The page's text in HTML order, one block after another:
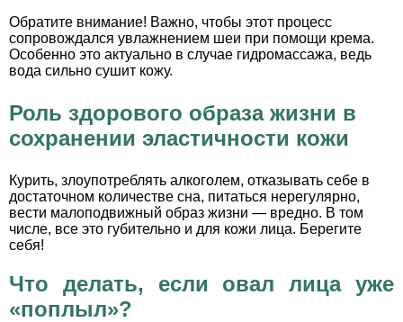
Обратите внимание! Важно, чтобы этот процесс
сопровождался увлажнением шеи при помощи крема.
Особенно это актуально в случае гидромассажа, ведь
вода сильно сушит кожу.
Роль здорового образа жизни в
сохранении эластичности кожи
Курить, злоупотреблять алкоголем, отказывать себе в
достаточном количестве сна, питаться нерегулярно,
вести малоподвижный образ жизни — вредно. В том
числе, все это губительно и для кожи лица. Берегите
себя!
Что делать, если овал лица уже
«поплыл»?